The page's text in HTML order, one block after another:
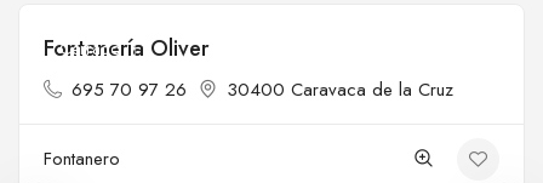
Cerrado
Fontanería Oliver
695 70 97 26 30400 Caravaca de la Cruz
Fontanero